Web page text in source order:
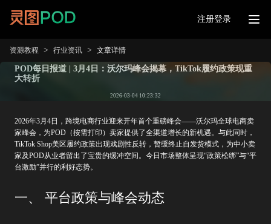
注册登录
资源教程 > 行业资讯 > 文章详情
POD每日报道 | 3月4日：沃尔玛峰会揭幕，TikTok履约政策现重
大转折
2026-03-04 10:23:32
2026年3月4日，跨境电商行业迎来开年首个重磅峰会——沃尔玛全球电商卖
家峰会，为POD（按需打印）卖家提供了全渠道增长的新机遇。与此同时，
TikTok Shop美区履约政策出现戏剧性反转，暂缓终止自发货模式，为中小卖
家及POD从业者留出了宝贵的缓冲空间。今日市场整体呈现“政策松绑”与“平
台激励”并行的利好态势。
一、 平台政策与峰会动态